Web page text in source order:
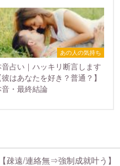
あの人の気持ち
占い｜ハッキリ断言します
彼はあなたを好き？普通？】
・最終結論
疎遠/連絡無⇒強制成就叶う】